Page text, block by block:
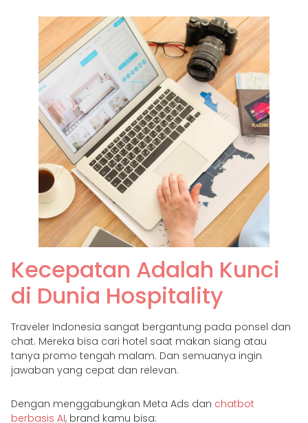
Kecepatan Adalah Kunci
di Dunia Hospitality
Traveler Indonesia sangat bergantung pada ponsel dan
chat. Mereka bisa cari hotel saat makan siang atau
tanya promo tengah malam. Dan semuanya ingin
jawaban yang cepat dan relevan.
Dengan menggabungkan Meta Ads dan chatbot
berbasis AI, brand kamu bisa: